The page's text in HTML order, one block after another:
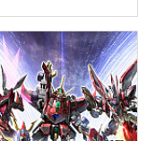
RING 빛바랜 자